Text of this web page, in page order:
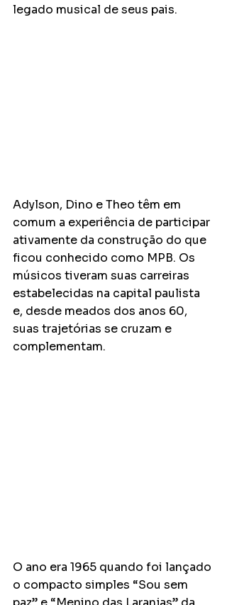
legado musical de seus pais.
Adylson, Dino e Theo têm em
comum a experiência de participar
ativamente da construção do que
ficou conhecido como MPB. Os
músicos tiveram suas carreiras
estabelecidas na capital paulista
e, desde meados dos anos 60,
suas trajetórias se cruzam e
complementam.
O ano era 1965 quando foi lançado
o compacto simples “Sou sem